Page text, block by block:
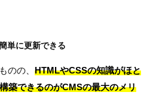
単に更新できる
のの、 HTMLやCSSの知識がほと
築できるのがCMSの最大のメリ